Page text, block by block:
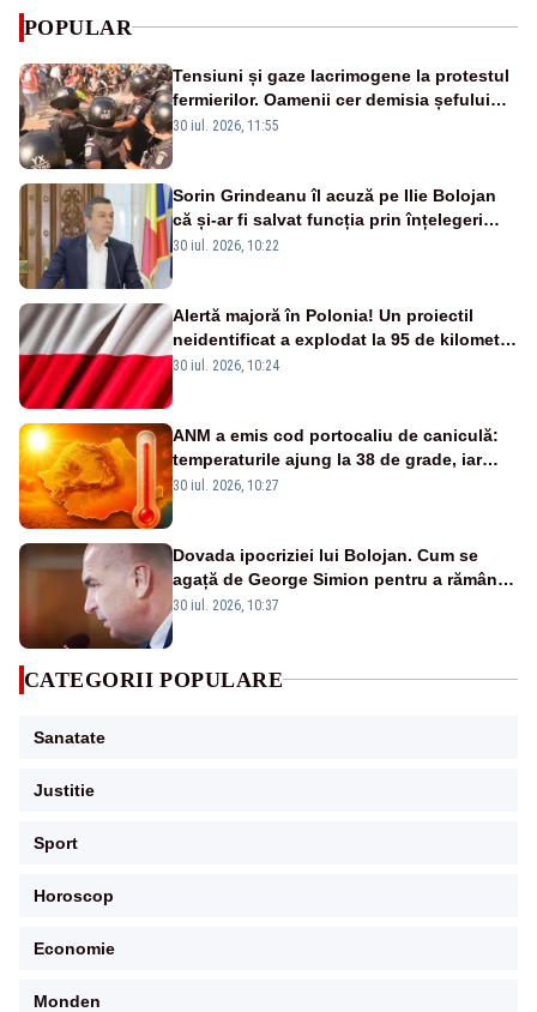
POPULAR
Tensiuni și gaze lacrimogene la protestul
fermierilor. Oamenii cer demisia șefului
ANSVSA și s-au mutat în Piața Victoria–
30 iul. 2026, 11:55
Sorin Grindeanu îl acuză pe Ilie Bolojan
că și-ar fi salvat funcția prin înțelegeri
netransparente: „Pentru putere și bani”
30 iul. 2026, 10:22
Alertă majoră în Polonia! Un proiectil
neidentificat a explodat la 95 de kilometri
de granița cu Ucraina VIDEO
30 iul. 2026, 10:24
ANM a emis cod portocaliu de caniculă:
temperaturile ajung la 38 de grade, iar
valul de căldură se extinde în România -
30 iul. 2026, 10:27
Dovada ipocriziei lui Bolojan. Cum se
agață de George Simion pentru a rămâne
în scaun
30 iul. 2026, 10:37
CATEGORII POPULARE
Sanatate
Justitie
Sport
Horoscop
Economie
Monden